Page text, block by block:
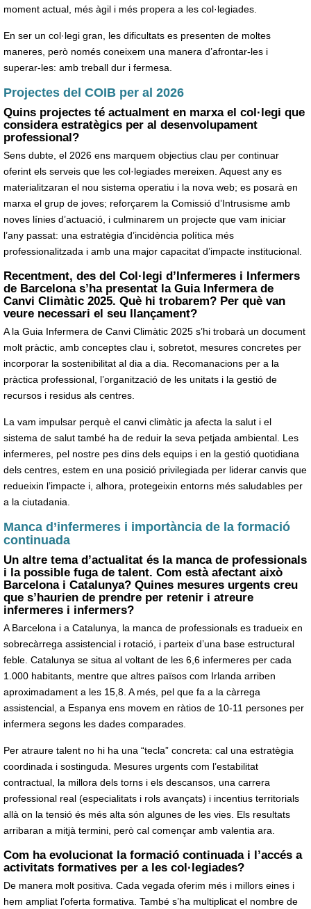
moment actual, més àgil i més propera a les col·legiades.
En ser un col·legi gran, les dificultats es presenten de moltes
maneres, però només coneixem una manera d’afrontar-les i
superar-les: amb treball dur i fermesa.
Projectes del COIB per al 2026
Quins projectes té actualment en marxa el col·legi que
considera estratègics per al desenvolupament
professional?
Sens dubte, el 2026 ens marquem objectius clau per continuar
oferint els serveis que les col·legiades mereixen. Aquest any es
materialitzaran el nou sistema operatiu i la nova web; es posarà en
marxa el grup de joves; reforçarem la Comissió d’Intrusisme amb
noves línies d’actuació, i culminarem un projecte que vam iniciar
l’any passat: una estratègia d’incidència política més
professionalitzada i amb una major capacitat d’impacte institucional.
Recentment, des del Col·legi d’Infermeres i Infermers
de Barcelona s’ha presentat la Guia Infermera de
Canvi Climàtic 2025. Què hi trobarem? Per què van
veure necessari el seu llançament?
A la Guia Infermera de Canvi Climàtic 2025 s’hi trobarà un document
molt pràctic, amb conceptes clau i, sobretot, mesures concretes per
incorporar la sostenibilitat al dia a dia. Recomanacions per a la
pràctica professional, l’organització de les unitats i la gestió de
recursos i residus als centres.
La vam impulsar perquè el canvi climàtic ja afecta la salut i el
sistema de salut també ha de reduir la seva petjada ambiental. Les
infermeres, pel nostre pes dins dels equips i en la gestió quotidiana
dels centres, estem en una posició privilegiada per liderar canvis que
redueixin l’impacte i, alhora, protegeixin entorns més saludables per
a la ciutadania.
Manca d’infermeres i importància de la formació
continuada
Un altre tema d’actualitat és la manca de professionals
i la possible fuga de talent. Com està afectant això
Barcelona i Catalunya? Quines mesures urgents creu
que s’haurien de prendre per retenir i atreure
infermeres i infermers?
A Barcelona i a Catalunya, la manca de professionals es tradueix en
sobrecàrrega assistencial i rotació, i parteix d’una base estructural
feble. Catalunya se situa al voltant de les 6,6 infermeres per cada
1.000 habitants, mentre que altres països com Irlanda arriben
aproximadament a les 15,8. A més, pel que fa a la càrrega
assistencial, a Espanya ens movem en ràtios de 10-11 persones per
infermera segons les dades comparades.
Per atraure talent no hi ha una “tecla” concreta: cal una estratègia
coordinada i sostinguda. Mesures urgents com l’estabilitat
contractual, la millora dels torns i els descansos, una carrera
professional real (especialitats i rols avançats) i incentius territorials
allà on la tensió és més alta són algunes de les vies. Els resultats
arribaran a mitjà termini, però cal començar amb valentia ara.
Com ha evolucionat la formació continuada i l’accés a
activitats formatives per a les col·legiades?
De manera molt positiva. Cada vegada oferim més i millors eines i
hem ampliat l’oferta formativa. També s’ha multiplicat el nombre de